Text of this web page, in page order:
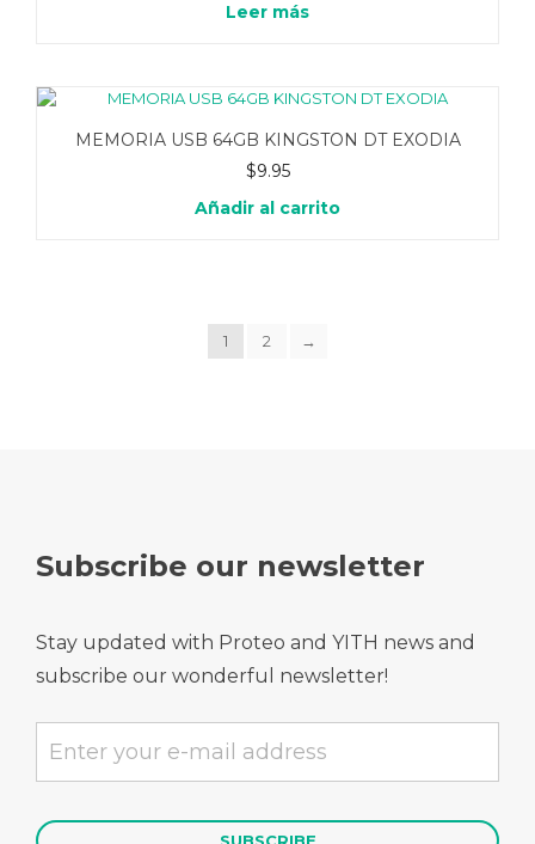
Leer más
MEMORIA USB 64GB KINGSTON DT EXODIA
$9.95
Añadir al carrito
1 2 →
Subscribe our newsletter
Stay updated with Proteo and YITH news and
subscribe our wonderful newsletter!